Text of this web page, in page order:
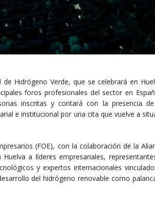
Hidrógeno Verde, que se celebrará en
foros profesionales del sector en
inscritas y contará con la presencia
e institucional por una cita que vuelve a
(FOE), con la colaboración de la
a líderes empresariales,
y expertos internacionales
del hidrógeno renovable como